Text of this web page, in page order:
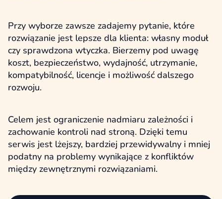
Przy wyborze zawsze zadajemy pytanie, które
rozwiązanie jest lepsze dla klienta: własny moduł
czy sprawdzona wtyczka. Bierzemy pod uwagę
koszt, bezpieczeństwo, wydajność, utrzymanie,
kompatybilność, licencje i możliwość dalszego
rozwoju.
Celem jest ograniczenie nadmiaru zależności i
zachowanie kontroli nad stroną. Dzięki temu
serwis jest lżejszy, bardziej przewidywalny i mniej
podatny na problemy wynikające z konfliktów
między zewnętrznymi rozwiązaniami.